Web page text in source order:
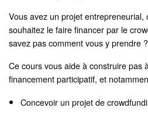
Vous avez un projet
souhaitez le faire financer par le
savez pas comment vous y prendre
Ce cours vous aide à construire pas
financement participatif, et
Concevoir un projet de